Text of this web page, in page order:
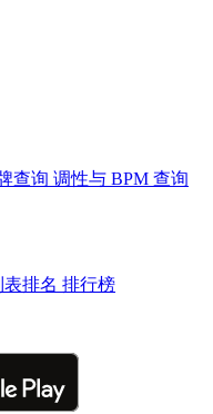
查询 调性与 BPM 查询
排名 排行榜